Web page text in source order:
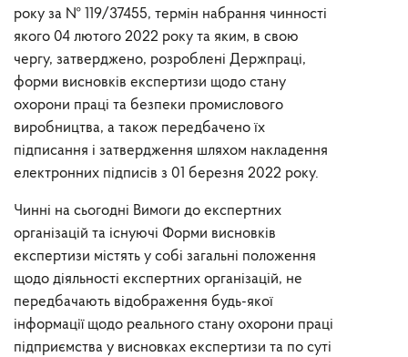
року за № 119/37455, термін набрання чинності
якого 04 лютого 2022 року та яким, в свою
чергу, затверджено, розроблені Держпраці,
форми висновків експертизи щодо стану
охорони праці та безпеки промислового
виробництва, а також передбачено їх
підписання і затвердження шляхом накладення
електронних підписів з 01 березня 2022 року.
Чинні на сьогодні Вимоги до експертних
організацій та існуючі Форми висновків
експертизи містять у собі загальні положення
щодо діяльності експертних організацій, не
передбачають відображення будь-якої
інформації щодо реального стану охорони праці
підприємства у висновках експертизи та по суті